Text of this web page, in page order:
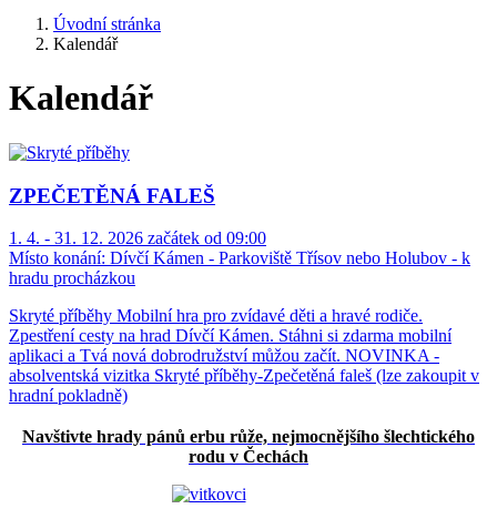
Úvodní stránka
Kalendář
Kalendář
ZPEČETĚNÁ FALEŠ
1. 4. - 31. 12. 2026 začátek od 09:00
Místo konání: Dívčí Kámen - Parkoviště Třísov nebo Holubov - k
hradu procházkou
Skryté příběhy Mobilní hra pro zvídavé děti a hravé rodiče.
Zpestření cesty na hrad Dívčí Kámen. Stáhni si zdarma mobilní
aplikaci a Tvá nová dobrodružství můžou začít. NOVINKA -
absolventská vizitka Skryté příběhy-Zpečetěná faleš (lze zakoupit v
hradní pokladně)
Navštivte hrady pánů erbu růže, nejmocnějšího šlechtického
rodu v Čechách